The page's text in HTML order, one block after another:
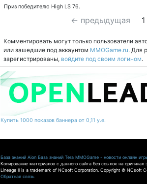
Приз победителю High LS 76.
← предыдущая 1
Комментировать могут только пользователи
или зашедшие под аккаунтом MMOGame.ru. Для
зарегистрированы, войдите под своим логином.
Купить 1000 показов баннера от 0,11 у.е.
База знаний Aion База знаний Tera MMOGame - новости онлайн
Копирование материалов с данного сайта без ссылок на оригинал
Lineage II is a trademark of NCsoft Corporation. Copyright © NCsoft
Обратная связь